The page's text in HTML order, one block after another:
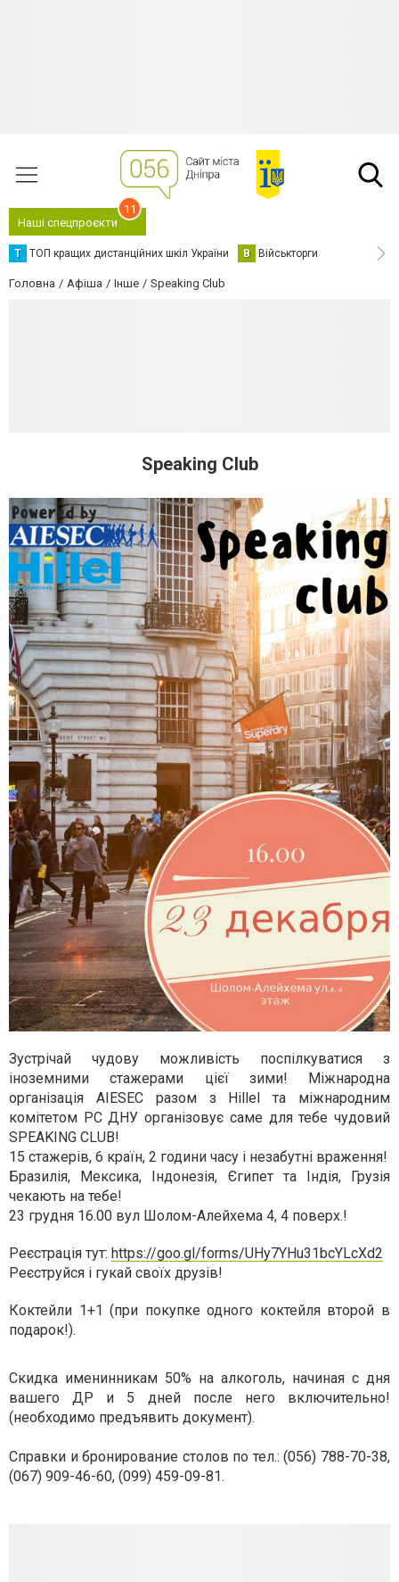
Наші спецпроєкти
11
Т ТОП кращих дистанційних шкіл України В Військторги
Головна Афіша Інше Speaking Club
Speaking Club
Зустрічай чудову можливість поспілкуватися з
іноземними стажерами цієї зими! Міжнародна
організація AIESEC разом з Hіllel та міжнародним
комітетом РС ДНУ організовує саме для тебе чудовий
SPEAKING CLUB!
15 стажерів, 6 країн, 2 години часу і незабутні враження!
Бразилія, Мексика, Індонезія, Єгипет та Індія, Грузія
чекають на тебе!
23 грудня 16.00 вул Шолом-Алейхема 4, 4 поверх.!
Реєстрація тут: https://goo.gl/forms/UHy7YHu31bcYLcXd2
Реєструйся і гукай своїх друзів!
Коктейли 1+1 (при покупке одного коктейля второй в
подарок!).
Скидка именинникам 50% на алкоголь, начиная с дня
вашего ДР и 5 дней после него включительно!
(необходимо предъявить документ).
Справки и бронирование столов по тел.: (056) 788-70-38,
(067) 909-46-60, (099) 459-09-81.